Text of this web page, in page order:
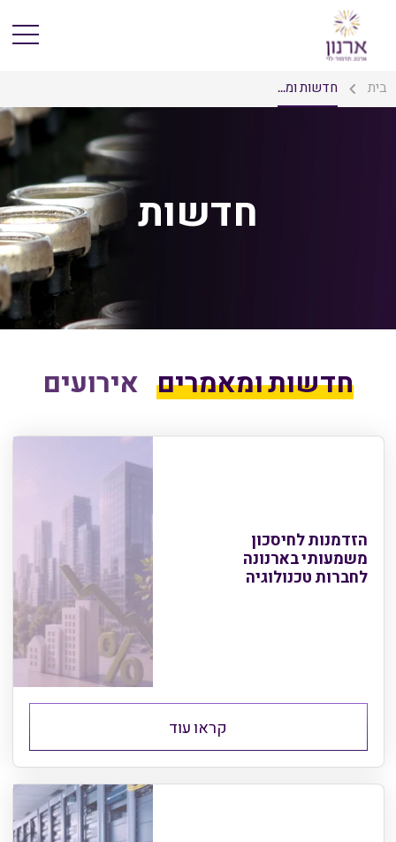
בית חדשות ומ...
חדשות
חדשות ומאמרים אירועים
הזדמנות לחיסכון
משמעותי בארנונה
לחברות טכנולוגיה
קראו עוד